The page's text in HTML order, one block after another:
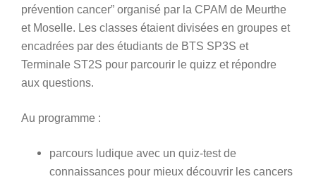
prévention cancer” organisé par la CPAM de Meurthe
et Moselle. Les classes étaient divisées en groupes et
encadrées par des étudiants de BTS SP3S et
Terminale ST2S pour parcourir le quizz et répondre
aux questions.
Au programme :
parcours ludique avec un quiz-test de
connaissances pour mieux découvrir les cancers